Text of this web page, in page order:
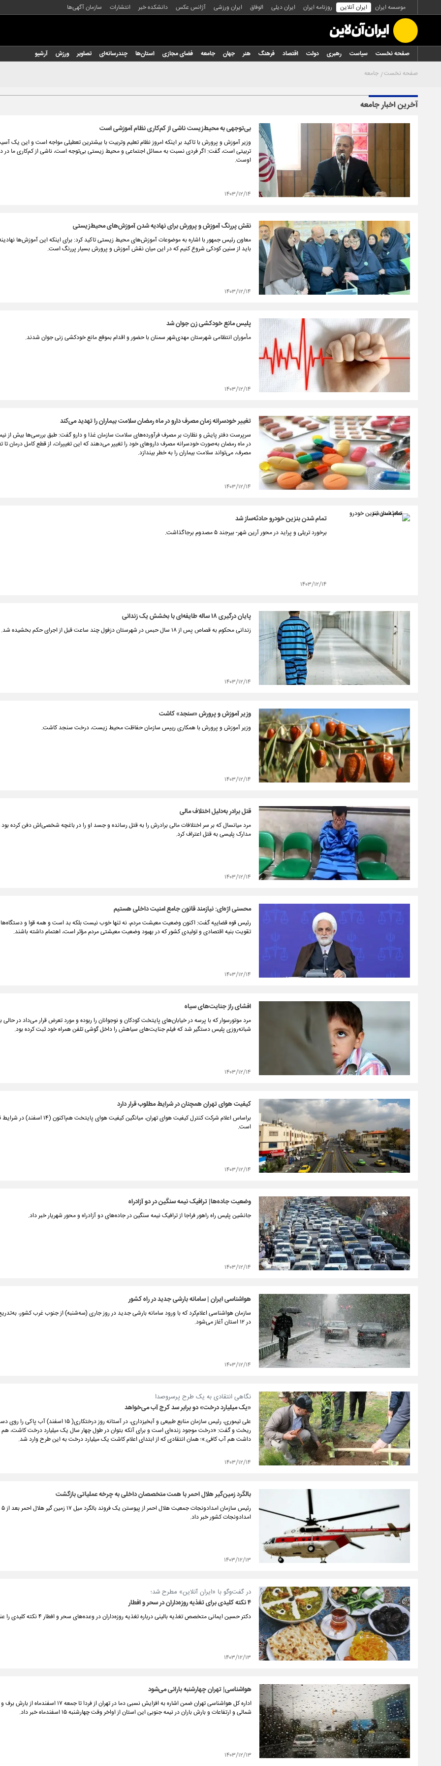
موسسه ایران ایران آنلاین روزنامه ایران ایران دیلی الوفاق ایران ورزشی آژانس عکس دانشکده خبر انتشارات سازمان آگهی‌ها
صفحه نخست سیاست رهبری دولت اقتصاد فرهنگ هنر جهان جامعه فضای مجازی استان‌ها چندرسانه‌ای تصاویر ورزش آرشیو
صفحه نخست جامعه
آخرین اخبار جامعه
بی‌توجهی به محیط‌زیست ناشی از کم‌کاری نظام آموزشی است
وزیر آموزش و پرورش با تاکید بر اینکه امروز نظام تعلیم وتربیت با بیشترین تعطیلی مواجه است و این یک
تربیتی است، گفت: اگر فردی نسبت به مسائل اجتماعی و محیط زیستی بی‌توجه است، ناشی از کم‌کاری ما در
اوست.
۱۴۰۳/۱۲/۱۴
نقش پررنگ آموزش و پرورش برای نهادیه شدن آموزش‌های محیط‌زیستی
معاون رئیس جمهور با اشاره به موضوعات آموزش‌های محیط زیستی تاکید کرد: برای اینکه این آموزش‌ها
باید از سنین کودکی شروع کنیم که در این میان نقش آموزش و پرورش بسیار پررنگ است.
۱۴۰۳/۱۲/۱۴
پلیس مانع خودکشی زن جوان شد
مأموران انتظامی شهرستان مهدی‌شهر سمنان با حضور و اقدام بموقع مانع خودکشی زنی جوان شدند.
۱۴۰۳/۱۲/۱۴
تغییر خودسرانه زمان مصرف دارو در ماه رمضان سلامت بیماران را تهدید می‌کند
سرپرست دفتر پایش و نظارت بر مصرف فرآورده‌های سلامت سازمان غذا و دارو گفت: طبق بررسی‌ها بیش از
در ماه رمضان به‌صورت خودسرانه مصرف داروهای خود را تغییر می‌دهند که این تغییرات، از قطع کامل درمان تا
مصرف، می‌تواند سلامت بیماران را به خطر بیندازد.
۱۴۰۳/۱۲/۱۴
تمام شدن بنزین خودرو حادثه‌ساز شد
برخورد تریلی و پراید در محور آرین شهر- بیرجند ۵ مصدوم برجاگذاشت.
۱۴۰۳/۱۲/۱۴
پایان درگیری ۱۸ ساله طایفه‌ای با بخشش یک زندانی
زندانی محکوم به قصاص پس از ۱۸ سال حبس در شهرستان دزفول چند ساعت قبل از اجرای حکم بخشیده شد.
۱۴۰۳/۱۲/۱۴
وزیر آموزش و پرورش «سنجد» کاشت
وزیر آموزش و پرورش با همکاری رییس سازمان حفاظت محیط زیست، درخت سنجد کاشت.
۱۴۰۳/۱۲/۱۴
قتل برادر به‌دلیل اختلاف مالی
مرد میانسال که بر سر اختلافات مالی برادرش را به قتل رسانده و جسد او را در باغچه شخصی‌اش دفن کرده بود
مدارک پلیسی به قتل اعتراف کرد.
۱۴۰۳/۱۲/۱۴
محسنی اژه‌ای: نیازمند قانون جامع امنیت داخلی هستیم
رئیس قوه قضاییه گفت: اکنون وضعیت معیشت مردم، نه تنها خوب نیست بلکه بد است و همه قوا و دستگاه‌ها
تقویت بنیه اقتصادی و تولیدی کشور که در بهبود وضعیت معیشتی مردم مؤثر است، اهتمام داشته باشند.
۱۴۰۳/۱۲/۱۴
افشای راز جنایت‌های سیاه
مرد موتورسوار که با پرسه در خیابان‌های پایتخت کودکان و نوجوانان را ربوده و مورد تعرض قرار می‌داد در حالی
شبانه‌روزی پلیس دستگیر شد که فیلم جنایت‌های سیاهش را داخل گوشی تلفن همراه خود ثبت کرده بود.
۱۴۰۳/۱۲/۱۴
کیفیت هوای تهران همچنان در شرایط مطلوب قرار دارد
براساس اعلام شرکت کنترل کیفیت هوای تهران، میانگین کیفیت هوای
است.
۱۴۰۳/۱۲/۱۴
وضعیت جاده‌ها| ترافیک نیمه سنگین در دو آزادراه
جانشین پلیس راه راهور فراجا از ترافیک نیمه سنگین در جاده‌های دو آزادراه و محور شهریار خبر داد.
۱۴۰۳/۱۲/۱۴
هواشناسی ایران | سامانه بارشی جدید در راه کشور
سازمان هواشناسی اعلام‌کرد که با ورود سامانه بارشی جدید در روز جاری (سه‌شنبه) از جنوب غرب کشور،
در ۱۲ استان آغاز می‌شود.
۱۴۰۳/۱۲/۱۴
نگاهی انتقادی به یک طرح پرسروصدا
«یک میلیارد درخت» دو برابر سد کرج آب می‌خواهد
علی تیموری، رئیس سازمان منابع طبیعی و آبخیزداری، در آستانه روز درختکاری( ۱۵
ریخت و گفت: «درخت موجود زنده‌ای است و برای آنکه بتوان در طول چهار سال یک میلیارد درخت کاشت، هم
داشت هم آب کافی.»؛ همان انتقادی که از ابتدای اعلام کاشت یک میلیارد درخت به این طرح وارد شد.
۱۴۰۳/۱۲/۱۴
بالگرد زمین‌گیر هلال احمر با همت متخصصان داخلی به چرخه عملیاتی بازگشت
امدادونجات کشور خبر داد.
۱۴۰۳/۱۲/۱۳
در گفت‌وگو با «ایران آنلاین» مطرح شد؛
۴ نکته کلیدی برای تغذیه روزه‌داران در سحر و افطار
دکتر حسین ایمانی متخصص تغذیه بالینی درباره تغذیه روزه‌داران در وعده‌های سحر و افطار ۴ نکته کلیدی را عنوان کرد.
۱۴۰۳/۱۲/۱۳
هواشناسی| تهران چهارشنبه بارانی می‌شود
اداره کل هواشناسی تهران ضمن اشاره به افزایش نسبی دما در تهران از فردا تا
شمالی و ارتفاعات و بارش باران در نیمه جنوبی این استان از اواخر وقت چهارشنبه ۱۵ اسفندماه خبر داد.
۱۴۰۳/۱۲/۱۳